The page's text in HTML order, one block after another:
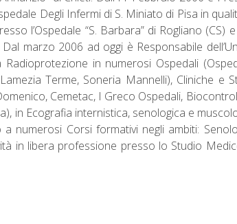
Degli Infermi di S. Miniato di Pisa in
l’Ospedale “S. Barbara” di Rogliano
marzo 2006 ad oggi è Responsabile
in numerosi Ospedali
Terme, Soneria Mannelli), Cliniche e
Cemetac, I Greco Ospedali,
in Ecografia internistica, senologica e
Corsi formativi negli ambiti:
in libera professione presso lo Studio